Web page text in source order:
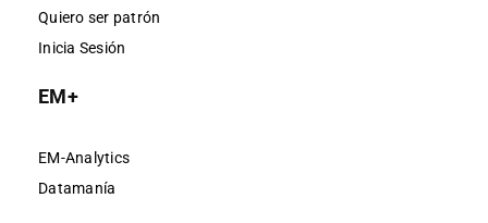
Quiero ser patrón
Inicia Sesión
EM+
EM-Analytics
Datamanía